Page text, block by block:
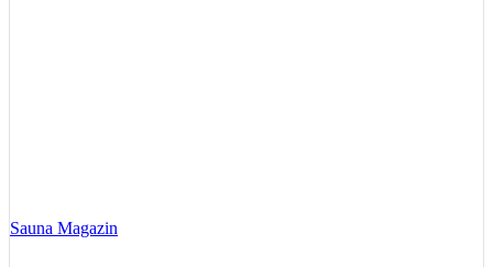
Sauna Magazin